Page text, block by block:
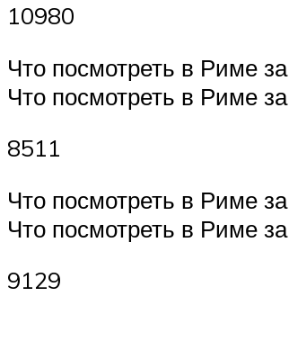
10980
Что посмотреть в Риме
Что посмотреть в Риме
8511
Что посмотреть в Риме
Что посмотреть в Риме
9129